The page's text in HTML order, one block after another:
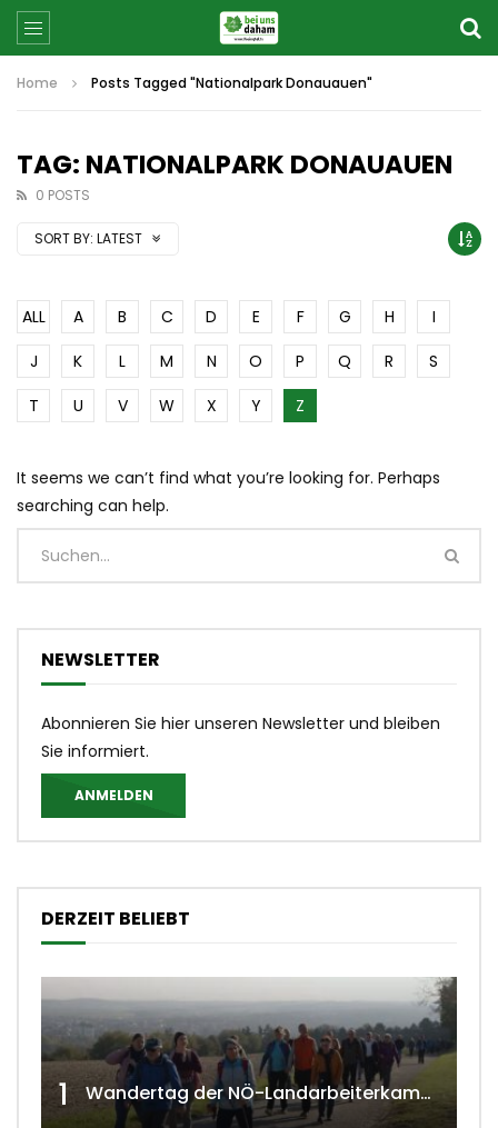
Home Posts Tagged "Nationalpark Donauauen"
TAG: NATIONALPARK DONAUAUEN
0 POSTS
SORT BY: LATEST
ALL A B C D E F G H
I
J
K L M N O P Q R
S
T
U V W X Y Z
It seems we can’t find what you’re looking for. Perhaps
searching can help.
NEWSLETTER
Abonnieren Sie hier unseren Newsletter und bleiben
Sie informiert.
ANMELDEN
DERZEIT BELIEBT
1 Wandertag der NÖ-Landarbeiterkammer in Hollabrunn 2024